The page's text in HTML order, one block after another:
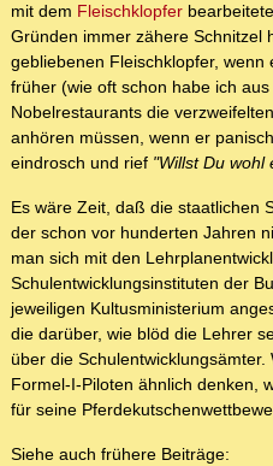
mit dem Fleischklopfer
Gründen immer zähere Schnitzel
gebliebenen Fleischklopfer,
früher (wie oft schon habe ich
Nobelrestaurants die
anhören müssen, wenn er
eindrosch und rief "Willst Du wohl
Es wäre Zeit, daß die staatlichen
der schon vor hunderten Jahren
man sich mit den
Schulentwicklungsinstituten der
jeweiligen Kultusministerium
die darüber, wie blöd die Lehrer
über die
Formel-I-Piloten ähnlich denken,
für seine
Siehe auch frühere Beiträge: